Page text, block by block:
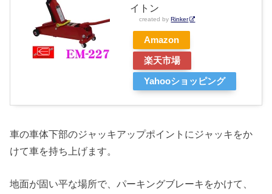
イトン
created byRinker
Amazon
楽天市場
Yahooショッピング
車の車体下部のジャッキアップポイントにジャッキをか
けて車を持ち上げます。
地面が固い平な場所で、パーキングブレーキをかけて、